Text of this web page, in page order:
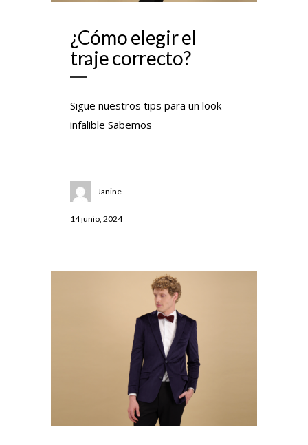
¿Cómo elegir el
traje correcto?
Sigue nuestros tips para un look
infalible Sabemos
Janine
14 junio, 2024